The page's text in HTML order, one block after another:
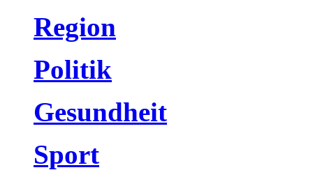
Region
Politik
Gesundheit
Sport